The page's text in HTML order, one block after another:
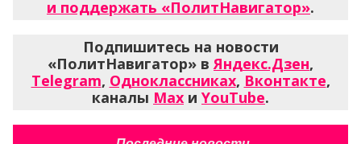
и поддержать «ПолитНавигатор».
Подпишитесь на новости
«ПолитНавигатор» вЯндекс.Дзен,
Telegram, Одноклассниках, Вконтакте,
каналы Max и YouTube.